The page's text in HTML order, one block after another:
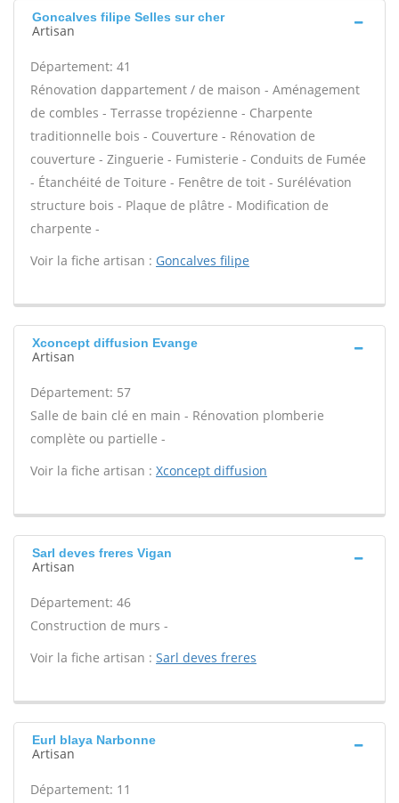
Goncalves filipe Selles sur cher
Artisan
Département: 41
Rénovation dappartement / de maison - Aménagement
de combles - Terrasse tropézienne - Charpente
traditionnelle bois - Couverture - Rénovation de
couverture - Zinguerie - Fumisterie - Conduits de Fumée
- Étanchéité de Toiture - Fenêtre de toit - Surélévation
structure bois - Plaque de plâtre - Modification de
charpente -
Voir la fiche artisan : Goncalves filipe
Xconcept diffusion Evange
Artisan
Département: 57
Salle de bain clé en main - Rénovation plomberie
complète ou partielle -
Voir la fiche artisan : Xconcept diffusion
Sarl deves freres Vigan
Artisan
Département: 46
Construction de murs -
Voir la fiche artisan : Sarl deves freres
Eurl blaya Narbonne
Artisan
Département: 11